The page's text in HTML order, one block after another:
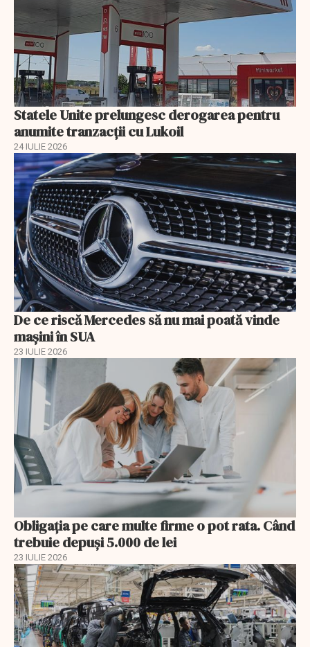
Statele Unite prelungesc derogarea pentru
anumite tranzacții cu Lukoil
24 IULIE 2026
De ce riscă Mercedes să nu mai poată vinde
mașini în SUA
23 IULIE 2026
Obligația pe care multe firme o pot rata. Când
trebuie depuși 5.000 de lei
23 IULIE 2026